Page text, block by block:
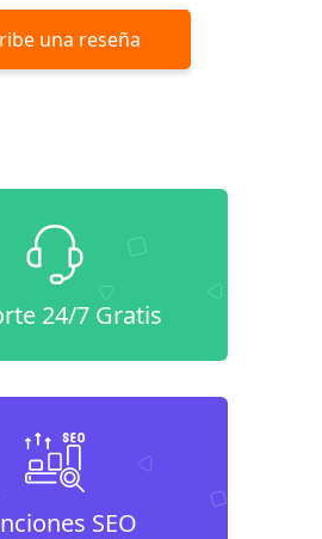
una reseña
24/7 Gratis
SEO